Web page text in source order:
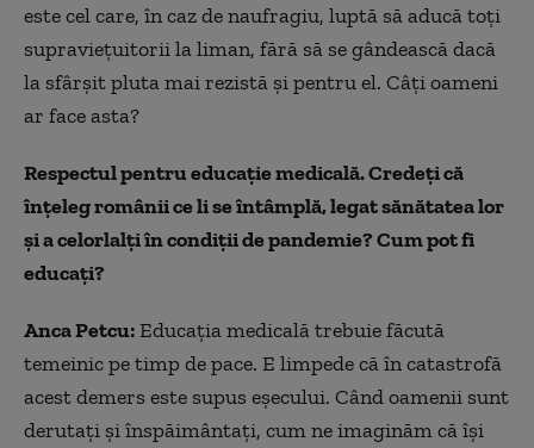
este cel care, în caz de naufragiu, luptă să aducă toți
supraviețuitorii la liman, fără să se gândească dacă
la sfârșit pluta mai rezistă și pentru el. Câți oameni
ar face asta?
Respectul pentru educație medicală. Credeți că
înțeleg românii ce li se întâmplă, legat sănătatea lor
și a celorlalți în condiții de pandemie? Cum pot fi
educați?
Anca Petcu:Educația medicală trebuie făcută
temeinic pe timp de pace. E limpede că în catastrofă
acest demers este supus eșecului. Când oamenii sunt
derutați și înspăimântați, cum ne imaginăm că își